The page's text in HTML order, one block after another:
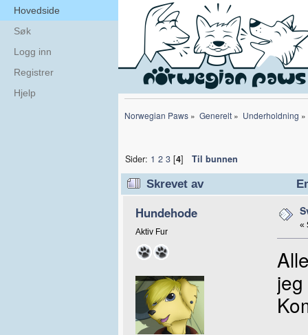
Hovedside
Søk
Logg inn
Registrer
Hjelp
Norwegian Paws » Generelt» Underholdning »
Sider: 1 2 3[4] Til bunnen
Skrevet av
Hundehode
Aktiv Fur
«